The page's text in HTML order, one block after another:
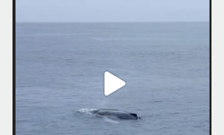
ジラが寄り添って泳ぐ光景は神秘的でしたよ〜
...
4月 7